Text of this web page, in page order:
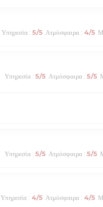
Υπηρεσία: 5/5 Ατμόσφαιρα: 4/5
Υπηρεσία: 5/5 Ατμόσφαιρα: 5/5
Υπηρεσία: 5/5 Ατμόσφαιρα: 5/5
Υπηρεσία: 4/5 Ατμόσφαιρα: 4/5